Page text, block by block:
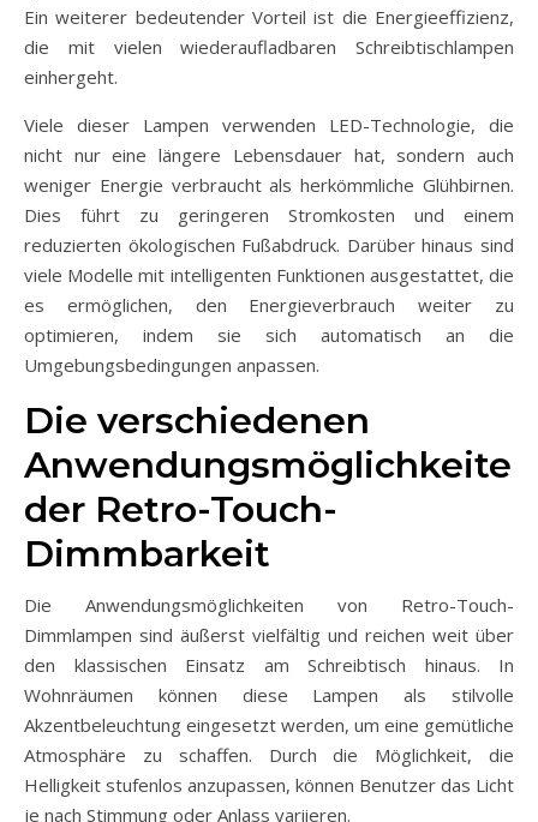
Ein weiterer bedeutender Vorteil ist die Energieeffizienz,
die mit vielen wiederaufladbaren Schreibtischlampen
einhergeht.
Viele dieser Lampen verwenden LED-Technologie, die
nicht nur eine längere Lebensdauer hat, sondern auch
weniger Energie verbraucht als herkömmliche Glühbirnen.
Dies führt zu geringeren Stromkosten und einem
reduzierten ökologischen Fußabdruck. Darüber hinaus sind
viele Modelle mit intelligenten Funktionen ausgestattet, die
es ermöglichen, den Energieverbrauch weiter zu
optimieren, indem sie sich automatisch an die
Umgebungsbedingungen anpassen.
Die verschiedenen
Anwendungsmöglichkeiten
der Retro-Touch-
Dimmbarkeit
Die Anwendungsmöglichkeiten von Retro-Touch-
Dimmlampen sind äußerst vielfältig und reichen weit über
den klassischen Einsatz am Schreibtisch hinaus. In
Wohnräumen können diese Lampen als stilvolle
Akzentbeleuchtung eingesetzt werden, um eine gemütliche
Atmosphäre zu schaffen. Durch die Möglichkeit, die
Helligkeit stufenlos anzupassen, können Benutzer das Licht
je nach Stimmung oder Anlass variieren.